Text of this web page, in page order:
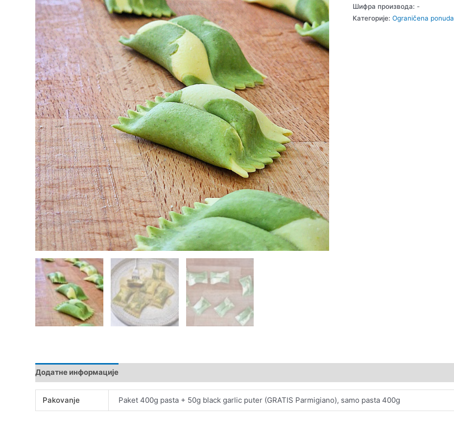
Шифра производа: -
Категорије: Ograničena ponuda
Додатне информације
Pakovanje Paket 400g pasta + 50g black garlic puter (GRATIS Parmigiano), samo pasta 400g